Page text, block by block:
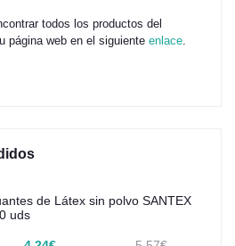
todos los productos del
página web en el siguiente enlace
de Látex sin polvo SANTEX
uds